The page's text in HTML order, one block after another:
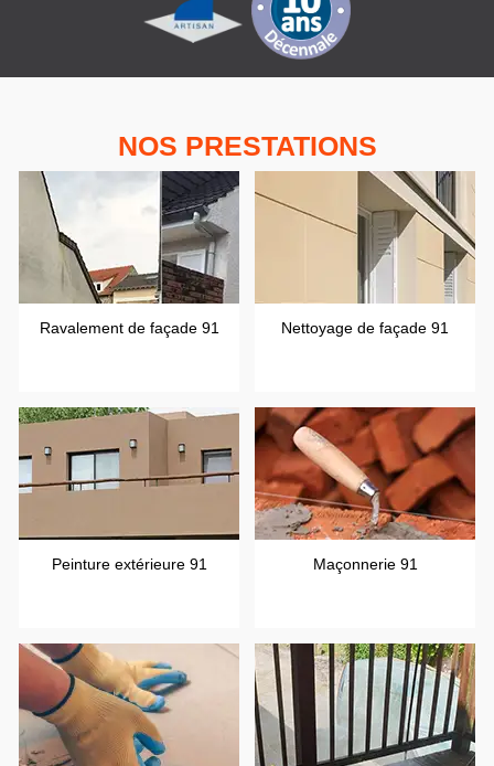
NOS PRESTATIONS
Ravalement de façade 91 Nettoyage de façade 91
Peinture extérieure 91 Maçonnerie 91